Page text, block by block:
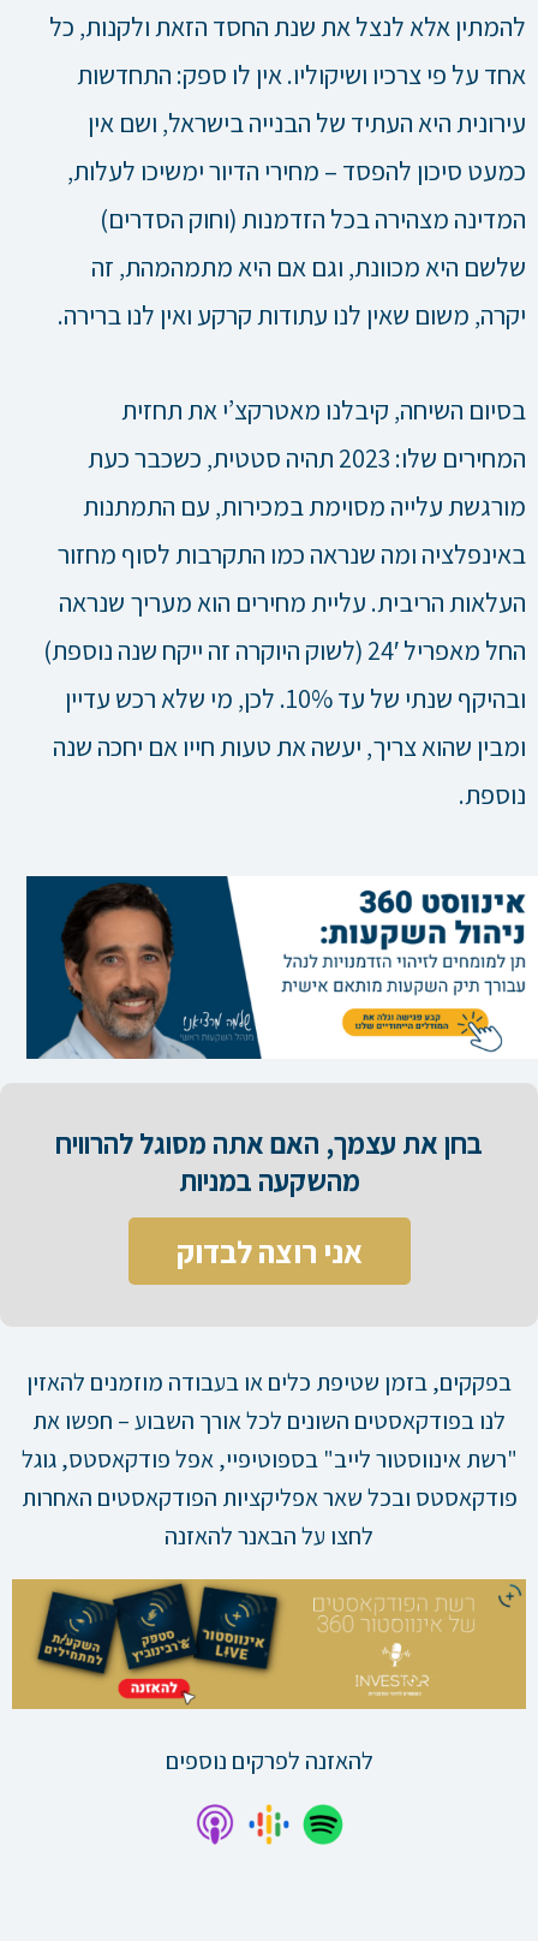
להמתין אלא לנצל את שנת החסד הזאת ולקנות, כל
אחד על פי צרכיו ושיקוליו. אין לו ספק: התחדשות
עירונית היא העתיד של הבנייה בישראל, ושם אין
כמעט סיכון להפסד – מחירי הדיור ימשיכו לעלות,
המדינה מצהירה בכל הזדמנות (וחוק הסדרים)
שלשם היא מכוונת, וגם אם היא מתמהמהת, זה
יקרה, משום שאין לנו עתודות קרקע ואין לנו ברירה.
בסיום השיחה, קיבלנו מאטרקצ’י את תחזית
המחירים שלו: 2023 תהיה סטטית, כשכבר כעת
מורגשת עלייה מסוימת במכירות, עם התמתנות
באינפלציה ומה שנראה כמו התקרבות לסוף מחזור
העלאות הריבית. עליית מחירים הוא מעריך שנראה
החל מאפריל 24′ (לשוק היוקרה זה ייקח שנה נוספת)
ובהיקף שנתי של עד 10%. לכן, מי שלא רכש עדיין
ומבין שהוא צריך, יעשה את טעות חייו אם יחכה שנה
נוספת.
בחן את עצמך, האם אתה מסוגל להרוויח
מהשקעה במניות​
אני רוצה לבדוק
בפקקים, בזמן שטיפת כלים או בעבודה מוזמנים להאזין
לנו בפודקאסטים השונים לכל אורך השבוע – חפשו את
"רשת אינווסטור לייב" בספוטיפיי, אפל פודקאסטס, גוגל
פודקאסטס ובכל שאר אפליקציות הפודקאסטים האחרות
לחצו על הבאנר להאזנה
להאזנה לפרקים נוספים